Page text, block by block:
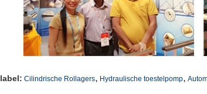
label: Cilindrische Rollagers, Hydraulische toestelpomp,